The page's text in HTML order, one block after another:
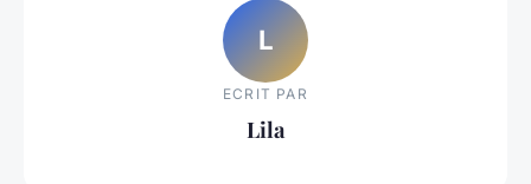
L
ECRIT PAR
Lila